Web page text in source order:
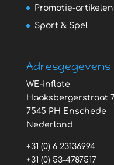
Promotie-artikelen
Sport & Spel
Adresgegevens
WE-inflate
Haaksbergerstraat
7545 PH Enschede
Nederland
+31 (0) 6 23136994
+31 (0) 53-4787517